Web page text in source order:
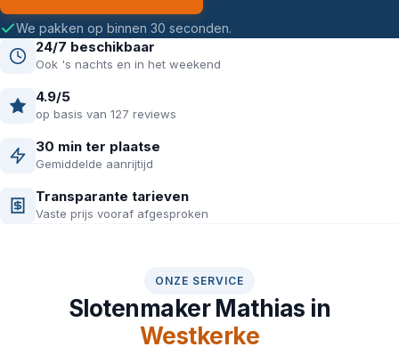
We pakken op binnen 30 seconden.
24/7 beschikbaar
Ook 's nachts en in het weekend
4.9/5
op basis van 127 reviews
30 min ter plaatse
Gemiddelde aanrijtijd
Transparante tarieven
Vaste prijs vooraf afgesproken
ONZE SERVICE
Slotenmaker Mathias in
Westkerke